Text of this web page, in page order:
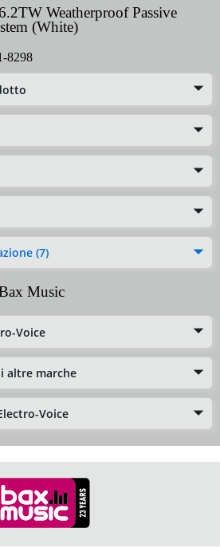
Weatherproof Passive
(White)
8298
(7)
Music
Voice
altre marche
Voice